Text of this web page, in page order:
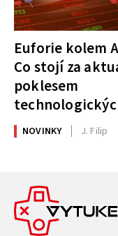
Euforie kolem
Co stojí za
poklesem
NOVINKY J. Filip